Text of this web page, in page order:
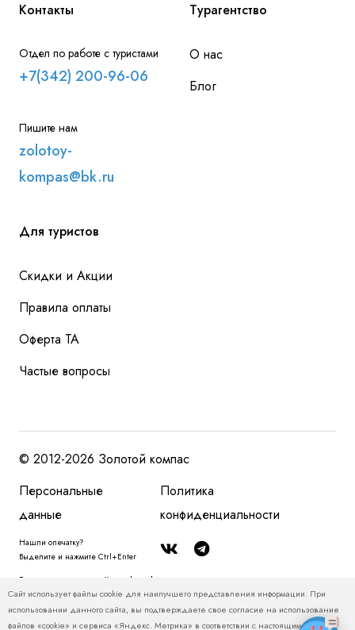
Контакты
Отдел по работе с туристами
+7(342) 200-96-06
Пишите нам
zolotoy-
kompas@bk.ru
Турагентство
О нас
Блог
Для туристов
Скидки и Акции
Правила оплаты
Оферта ТА
Частые вопросы
© 2012-2026 Золотой компас
Персональные
данные
Политика
конфиденциальности
Нашли опечатку?
Выделите и нажмите Ctrl+Enter
Размещенная на сайте zolotoy-kompas.ru информация, в том числе, о
туристских продуктах и ценах на туристские продукты, относится
исключительно к рекламным и справочно-информационным материалам и
Сайт использует файлы cookie для наилучшего представления информации. При
использовании данного сайта, вы подтверждаете свое согласие на использование
файлов «cookie» и сервиса «Яндекс. Метрика» в соответствии с настоящим